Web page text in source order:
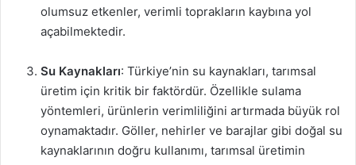
olumsuz etkenler, verimli toprakların kaybına yol
açabilmektedir.
Su Kaynakları: Türkiye’nin su kaynakları, tarımsal
üretim için kritik bir faktördür. Özellikle sulama
yöntemleri, ürünlerin verimliliğini artırmada büyük rol
oynamaktadır. Göller, nehirler ve barajlar gibi doğal su
kaynaklarının doğru kullanımı, tarımsal üretimin